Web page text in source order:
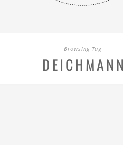
Browsing Tag
DEICHMANN